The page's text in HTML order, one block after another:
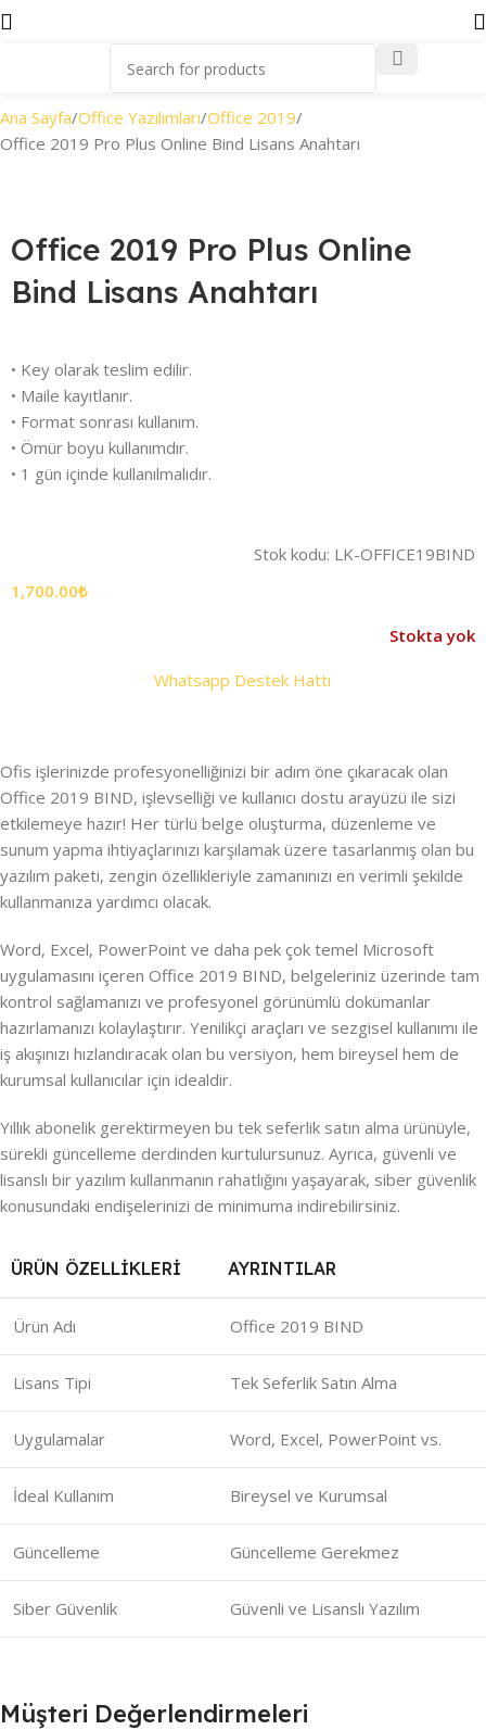
Ana Sayfa Office Yazılımları Office 2019
Office 2019 Pro Plus Online Bind Lisans Anahtarı
Office 2019 Pro Plus Online
Bind Lisans Anahtarı
• Key olarak teslim edilir.
• Maile kayıtlanır.
• Format sonrası kullanım.
• Ömür boyu kullanımdır.
• 1 gün içinde kullanılmalıdır.
Stok kodu: LK-OFFICE19BIND
1,700.00₺
Stokta yok
Whatsapp Destek Hattı
Ofis işlerinizde profesyonelliğinizi bir adım öne çıkaracak olan
Office 2019 BIND, işlevselliği ve kullanıcı dostu arayüzü ile sizi
etkilemeye hazır! Her türlü belge oluşturma, düzenleme ve
sunum yapma ihtiyaçlarınızı karşılamak üzere tasarlanmış olan bu
yazılım paketi, zengin özellikleriyle zamanınızı en verimli şekilde
kullanmanıza yardımcı olacak.
Word, Excel, PowerPoint ve daha pek çok temel Microsoft
uygulamasını içeren Office 2019 BIND, belgeleriniz üzerinde tam
kontrol sağlamanızı ve profesyonel görünümlü dokümanlar
hazırlamanızı kolaylaştırır. Yenilikçi araçları ve sezgisel kullanımı ile
iş akışınızı hızlandıracak olan bu versiyon, hem bireysel hem de
kurumsal kullanıcılar için idealdir.
Yıllık abonelik gerektirmeyen bu tek seferlik satın alma ürünüyle,
sürekli güncelleme derdinden kurtulursunuz. Ayrıca, güvenli ve
lisanslı bir yazılım kullanmanın rahatlığını yaşayarak, siber güvenlik
konusundaki endişelerinizi de minimuma indirebilirsiniz.
ÜRÜN ÖZELLIKLERI AYRINTILAR
Ürün Adı Office 2019 BIND
Lisans Tipi Tek Seferlik Satın Alma
Uygulamalar Word, Excel, PowerPoint vs.
İdeal Kullanım Bireysel ve Kurumsal
Güncelleme Güncelleme Gerekmez
Siber Güvenlik Güvenli ve Lisanslı Yazılım
Müşteri Değerlendirmeleri